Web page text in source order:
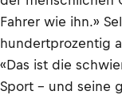
Fahrer wie ihn.»
hundertprozentig
«Das ist die
Sport – und seine